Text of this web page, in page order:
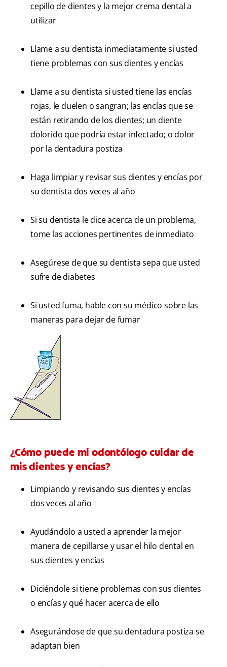
cepillo de dientes y la mejor crema dental a
utilizar
Llame a su dentista inmediatamente si usted
tiene problemas con sus dientes y encías
Llame a su dentista si usted tiene las encías
rojas, le duelen o sangran; las encías que se
están retirando de los dientes; un diente
dolorido que podría estar infectado; o dolor
por la dentadura postiza
Haga limpiar y revisar sus dientes y encías por
su dentista dos veces al año
Si su dentista le dice acerca de un problema,
tome las acciones pertinentes de inmediato
Asegúrese de que su dentista sepa que usted
sufre de diabetes
Si usted fuma, hable con su médico sobre las
maneras para dejar de fumar
¿Cómo puede mi odontólogo cuidar de
mis dientes y encías?
Limpiando y revisando sus dientes y encías
dos veces al año
Ayudándolo a usted a aprender la mejor
manera de cepillarse y usar el hilo dental en
sus dientes y encías
Diciéndole si tiene problemas con sus dientes
o encías y qué hacer acerca de ello
Asegurándose de que su dentadura postiza se
adaptan bien